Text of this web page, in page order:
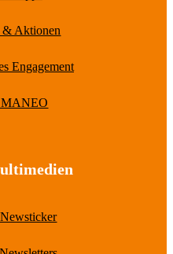
& Aktionen
Engagement
MANEO